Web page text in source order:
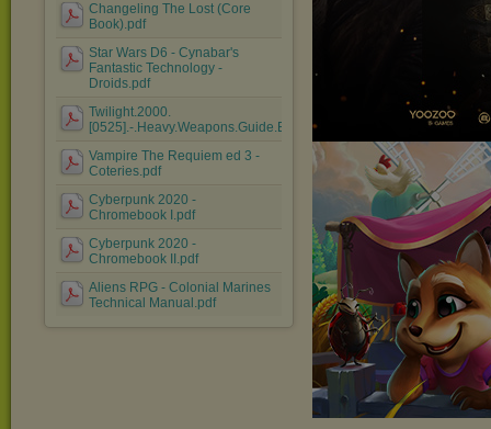
Changeling The Lost (Core
Book).pdf
Star Wars D6 - Cynabar's
Fantastic Technology -
Droids.pdf
Twilight.2000.
[0525].-.Heavy.Weapons.Guide.ENG.pdf
Vampire The Requiem ed 3 -
Coteries.pdf
Cyberpunk 2020 -
Chromebook I.pdf
Cyberpunk 2020 -
Chromebook II.pdf
Aliens RPG - Colonial Marines
Technical Manual.pdf